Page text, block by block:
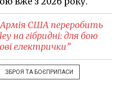
Армія США переробить
на гібридні: для бою
електрички”
ЗБРОЯ ТА БОЄПРИПАСИ